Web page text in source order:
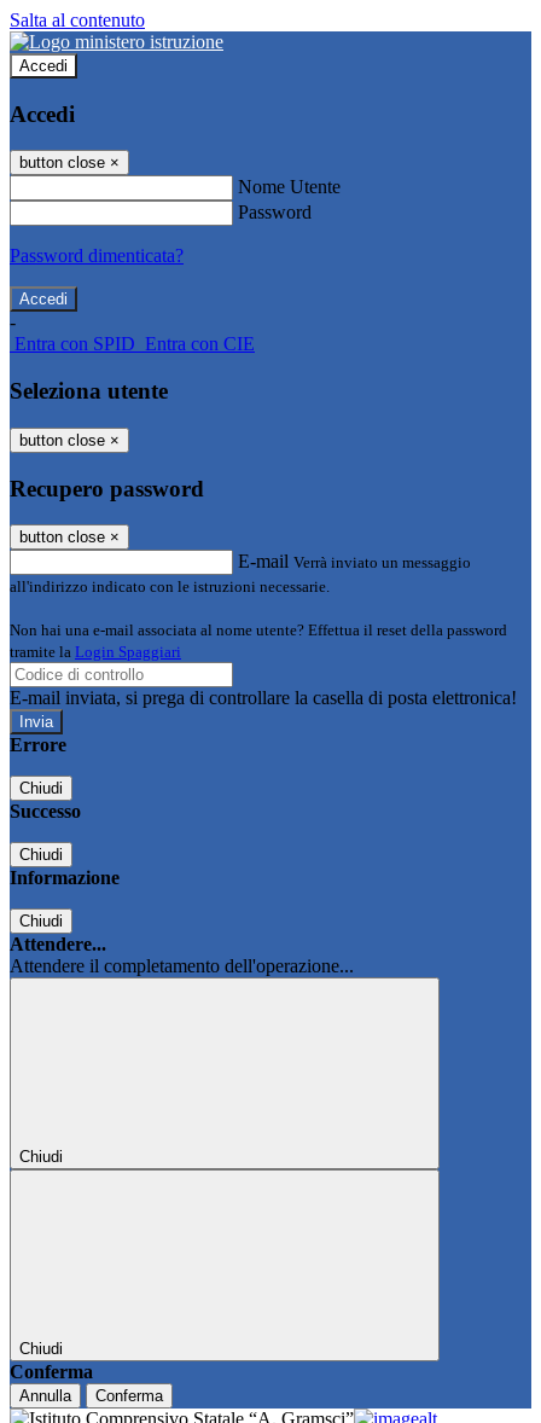
Salta al contenuto
Accedi
Accedi
button close ×
Nome Utente
Password
Password dimenticata?
-
Entra con SPID Entra con CIE
Seleziona utente
button close ×
Recupero password
button close ×
E-mail Verrà inviato un messaggio
all'indirizzo indicato con le istruzioni necessarie.
Non hai una e-mail associata al nome utente? Effettua il reset della password
tramite la Login Spaggiari
E-mail inviata, si prega di controllare la casella di posta elettronica!
Errore
Chiudi
Successo
Chiudi
Informazione
Chiudi
Attendere...
Attendere il completamento dell'operazione...
Chiudi
Chiudi
Conferma
Annulla Conferma